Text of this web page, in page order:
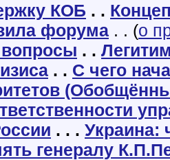
КОБ . .
форума . . (о
. .
. . С чего
. . . Украина:
генералу